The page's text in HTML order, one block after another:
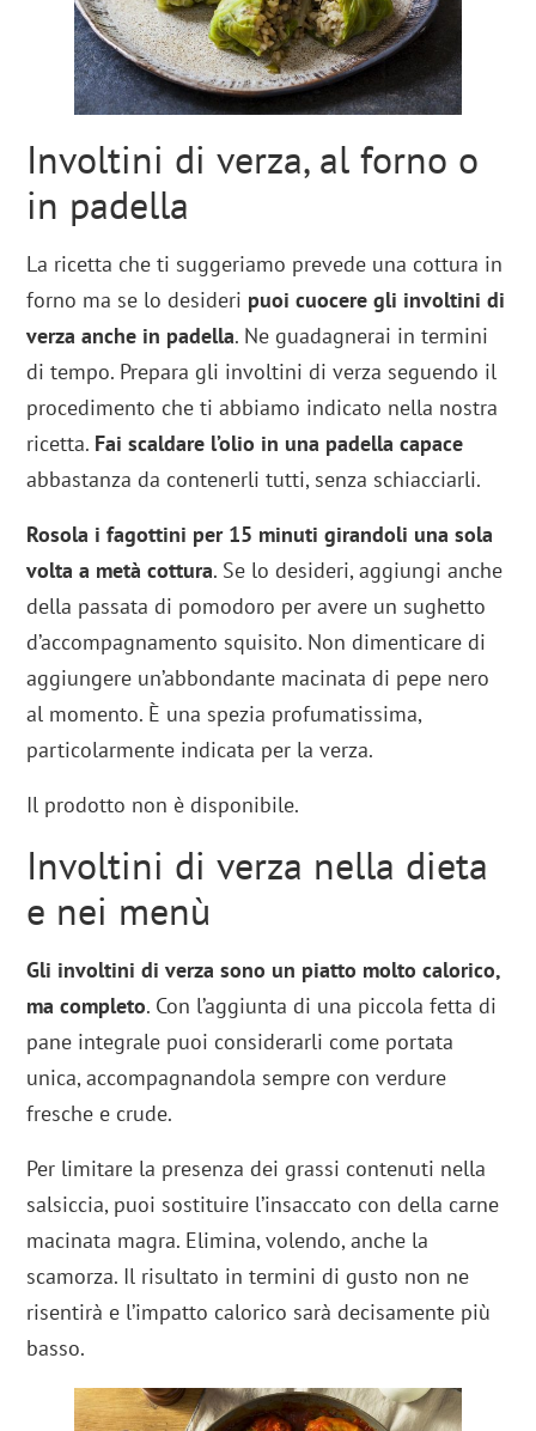
Involtini di verza, al forno o
in padella
La ricetta che ti suggeriamo prevede una cottura in
forno ma se lo desideri puoi cuocere gli involtini di
verza anche in padella. Ne guadagnerai in termini
di tempo. Prepara gli involtini di verza seguendo il
procedimento che ti abbiamo indicato nella nostra
ricetta. Fai scaldare l’olio in una padella capace
abbastanza da contenerli tutti, senza schiacciarli.
Rosola i fagottini per 15 minuti girandoli una sola
volta a metà cottura. Se lo desideri, aggiungi anche
della passata di pomodoro per avere un sughetto
d’accompagnamento squisito. Non dimenticare di
aggiungere un’abbondante macinata di pepe nero
al momento. È una spezia profumatissima,
particolarmente indicata per la verza.
Il prodotto non è disponibile.
Involtini di verza nella dieta
e nei menù
Gli involtini di verza sono un piatto molto calorico,
ma completo. Con l’aggiunta di una piccola fetta di
pane integrale puoi considerarli come portata
unica, accompagnandola sempre con verdure
fresche e crude.
Per limitare la presenza dei grassi contenuti nella
salsiccia, puoi sostituire l’insaccato con della carne
macinata magra. Elimina, volendo, anche la
scamorza. Il risultato in termini di gusto non ne
risentirà e l’impatto calorico sarà decisamente più
basso.